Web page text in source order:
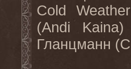
Cold
(Andi
Гланцманн